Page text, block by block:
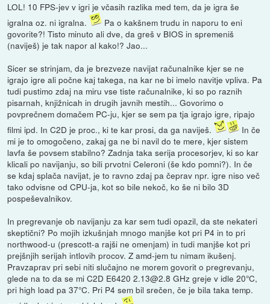
LOL! 10 FPS-jev v igri je včasih razlika med tem, da je igra še
igralna oz. ni igralna.
Pa o kakšnem trudu in naporu to eni
govorite?! Tisto minuto ali dve, da greš v BIOS in spremeniš
(naviješ) je tak napor al kako!? Jao...
Sicer se strinjam, da je brezveze navijat računalnike kjer se ne
igrajo igre ali počne kaj takega, na kar ne bi imelo navitje vpliva. Pa
tudi pustimo zdaj na miru vse tiste računalnike, ki so po raznih
pisarnah, knjižnicah in drugih javnih mestih... Govorimo o
povprečnem domačem PC-ju, kjer se sem pa tja igrajo igre, ripajo
filmi ipd. In C2D je proc., ki te kar prosi, da ga naviješ.
In če
mi je to omogočeno, zakaj ga ne bi navil do te mere, kjer sistem
lavfa še povsem stabilno? Zadnja taka serija procesorjev, ki so kar
klicali po navijanju, so bili prvotni Celeroni (še kdo pomni?). In če
se kdaj splača navijat, je to ravno zdaj pa čeprav npr. igre niso več
tako odvisne od CPU-ja, kot so bile nekoč, ko še ni bilo 3D
pospeševalnikov.
In pregrevanje ob navijanju za kar sem tudi opazil, da ste nekateri
skeptični? Po mojih izkušnjah mnogo manjše kot pri P4 in to pri
northwood-u (prescott-a rajši ne omenjam) in tudi manjše kot pri
prejšnjih serijah intlovih procov. Z amd-jem tu nimam ikušenj.
Pravzaprav pri sebi niti slučajno ne morem govorit o pregrevanju,
glede na to da se mi C2D E6420 2.13@2.8 GHz greje v idle 20°C,
pri high load pa 37°C. Pri P4 sem bil srečen, če je bila taka temp.